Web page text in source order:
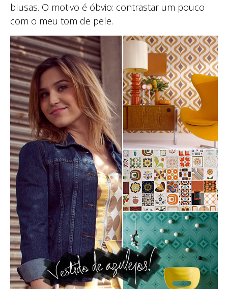
blusas. O motivo é óbvio: contrastar um pouco
com o meu tom de pele.